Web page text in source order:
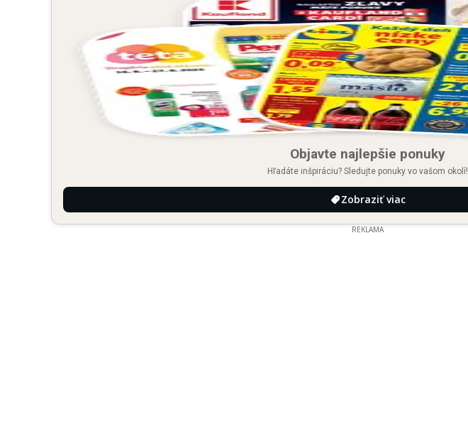
Objavte najlepšie ponuky
Hľadáte inšpiráciu? Sledujte ponuky vo vašom okolí!
Zobraziť viac
REKLAMA